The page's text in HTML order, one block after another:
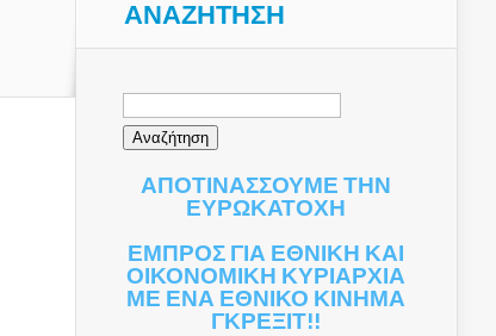
ΑΝΑΖΉΤΗΣΗ
Αναζήτηση
ΑΠΟΤΙΝΑΣΣΟΥΜΕ ΤΗΝ
ΕΥΡΩΚΑΤΟΧΗ
ΕΜΠΡΟΣ ΓΙΑ ΕΘΝΙΚΗ ΚΑΙ
ΟΙΚΟΝΟΜΙΚΗ ΚΥΡΙΑΡΧΙΑ
ΜΕ ΕΝΑ ΕΘΝΙΚΟ ΚΙΝΗΜΑ
ΓΚΡΕΞΙΤ!!